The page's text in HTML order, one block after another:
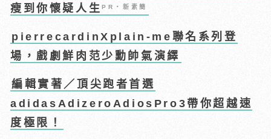
瘦到你懷疑人生PR・新素簡
pierrecardinXplain-me聯名系列登
場，戲劇鮮肉范少勳帥氣演繹
編輯實著／頂尖跑者首選
adidasAdizeroAdiosPro3帶你超越速
度極限！